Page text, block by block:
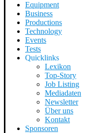
Equipment
Business
Productions
Technology
Events
Tests
Quicklinks
Lexikon
Top-Story
Job Listing
Mediadaten
Newsletter
Über uns
Kontakt
Sponsoren